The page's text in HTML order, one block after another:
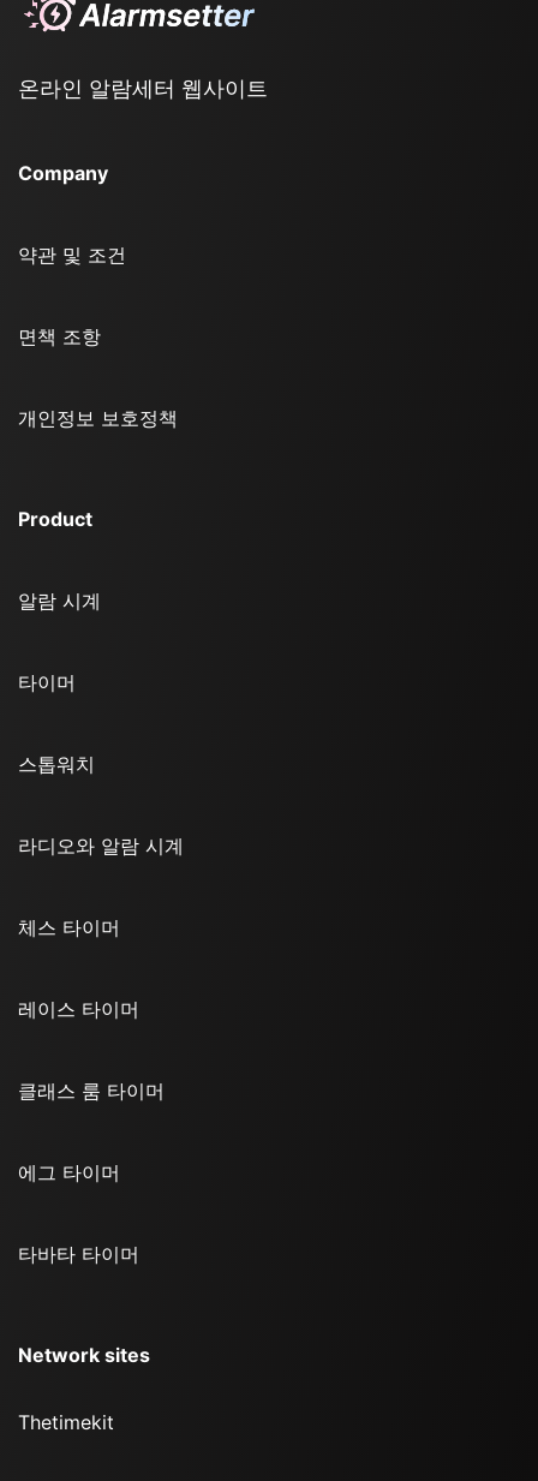
온라인 알람세터 웹사이트
Company
약관 및 조건
면책 조항
개인정보 보호정책
Product
알람 시계
타이머
스톱워치
라디오와 알람 시계
체스 타이머
레이스 타이머
클래스 룸 타이머
에그 타이머
타바타 타이머
Network sites
Thetimekit